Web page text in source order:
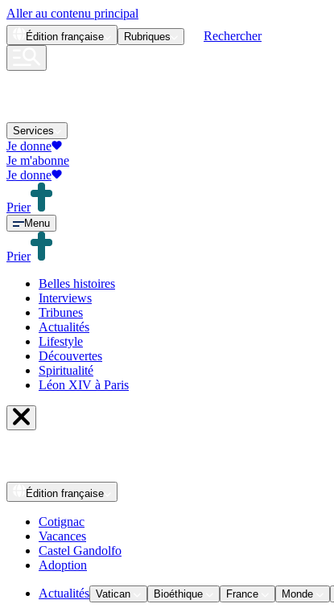
Aller au contenu principal
Édition française Rubriques Rechercher
Services
Je donne
Je m'abonne
Je donne
Prier
Menu
Prier
Belles histoires
Interviews
Tribunes
Actualités
Lifestyle
Découvertes
Spiritualité
Léon XIV à Paris
Édition française
Cotignac
Vacances
Castel Gandolfo
Adoption
Actualités Vatican Bioéthique France Monde